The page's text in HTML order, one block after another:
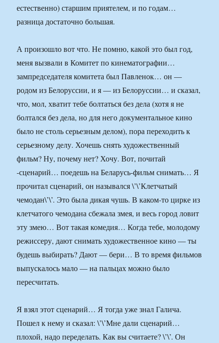
естественно) старшим приятелем, и по годам…
разница достаточно большая.
А произошло вот что. Не помню, какой это был год,
меня вызвали в Комитет по кинематографии…
зампредседателя комитета был Павленок… он —
родом из Белоруссии, и я — из Белоруссии… и сказал,
что, мол, хватит тебе болтаться без дела (хотя я не
болтался без дела, но для него документальное кино
было не столь серьезным делом), пора переходить к
серьезному делу. Хочешь снять художественный
фильм? Ну, почему нет? Хочу. Вот, почитай
-сценарий… поедешь на Беларусь-фильм снимать… Я
прочитал сценарий, он назывался \’\’Клетчатый
чемодан\’\’. Это была дикая чушь. В каком-то цирке из
клетчатого чемодана сбежала змея, и весь город ловит
эту змею… Вот такая комедия… Когда тебе, молодому
режиссеру, дают снимать художественное кино — ты
будешь выбирать? Дают — бери… В то время фильмов
выпускалось мало — на пальцах можно было
пересчитать.
Я взял этот сценарий… Я тогда уже знал Галича.
Пошел к нему и сказал: \’\’Мне дали сценарий…
плохой, надо переделать. Как вы считаете? \’\’. Он